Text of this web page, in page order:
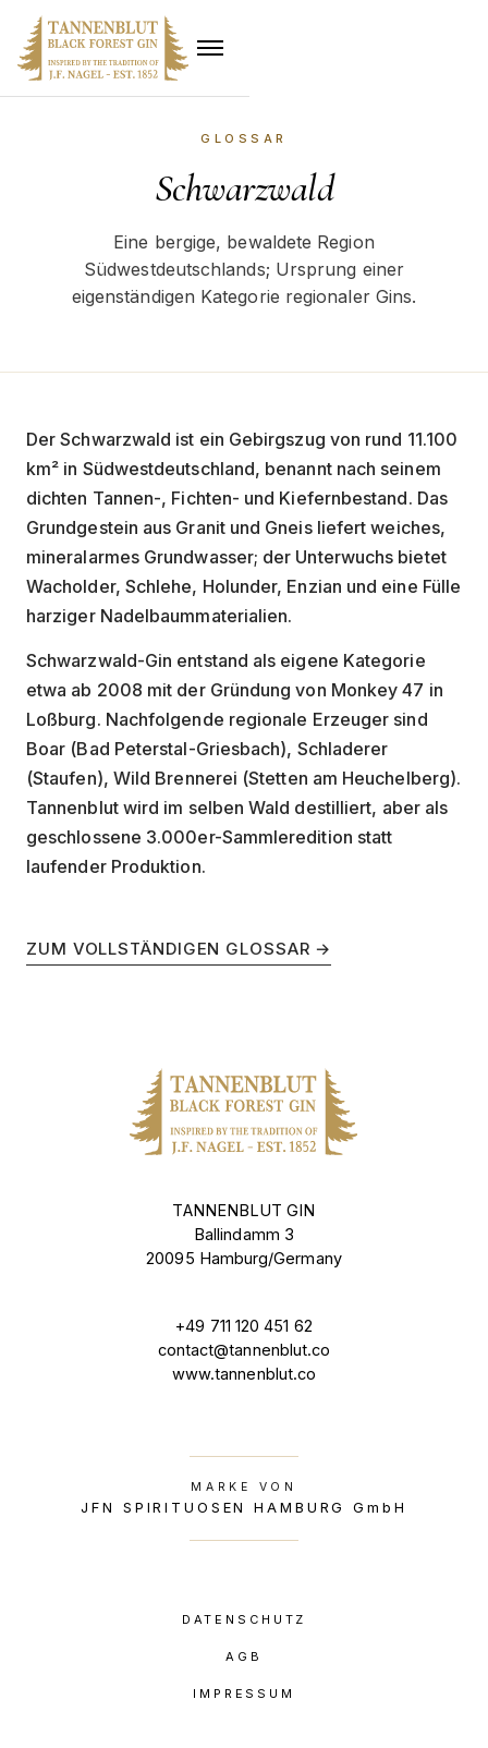
GLOSSAR
Schwarzwald
Eine bergige, bewaldete Region
Südwestdeutschlands; Ursprung einer
eigenständigen Kategorie regionaler Gins.
Der Schwarzwald ist ein Gebirgszug von rund 11.100
km² in Südwestdeutschland, benannt nach seinem
dichten Tannen-, Fichten- und Kiefernbestand. Das
Grundgestein aus Granit und Gneis liefert weiches,
mineralarmes Grundwasser; der Unterwuchs bietet
Wacholder, Schlehe, Holunder, Enzian und eine Fülle
harziger Nadelbaummaterialien.
Schwarzwald-Gin entstand als eigene Kategorie
etwa ab 2008 mit der Gründung von Monkey 47 in
Loßburg. Nachfolgende regionale Erzeuger sind
Boar (Bad Peterstal-Griesbach), Schladerer
(Staufen), Wild Brennerei (Stetten am Heuchelberg).
Tannenblut wird im selben Wald destilliert, aber als
geschlossene 3.000er-Sammleredition statt
laufender Produktion.
ZUM VOLLSTÄNDIGEN GLOSSAR →
TANNENBLUT GIN
Ballindamm 3
20095 Hamburg/Germany
+49 711 120 451 62
contact@tannenblut.co
www.tannenblut.co
MARKE VON
JFN SPIRITUOSEN HAMBURG GmbH
DATENSCHUTZ
AGB
IMPRESSUM